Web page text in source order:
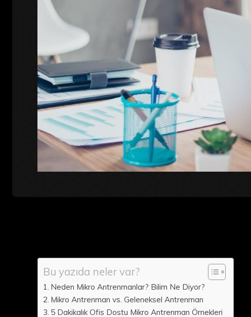
Bu yazıda neler var?
Neden Mikro Antrenmanlar? Bilim Ne Diyor?
Mikro Antrenman vs. Geleneksel Antrenman
5 Dakikalık Ofis Dostu Mikro Antrenman Örnekleri